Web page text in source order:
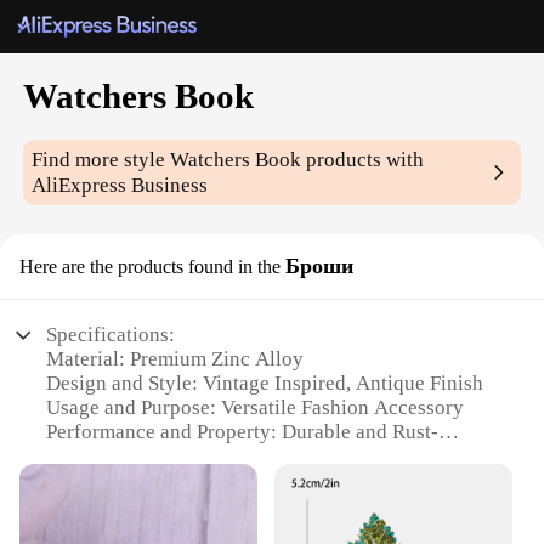
Watchers Book
Find more styleWatchers Book products with
AliExpress Business
Here are the products found in the Броши
Specifications:
Material: Premium Zinc Alloy
Design and Style: Vintage Inspired, Antique Finish
Usage and Purpose: Versatile Fashion Accessory
Performance and Property: Durable and Rust-
Shape and Size: Compact and Lightweight